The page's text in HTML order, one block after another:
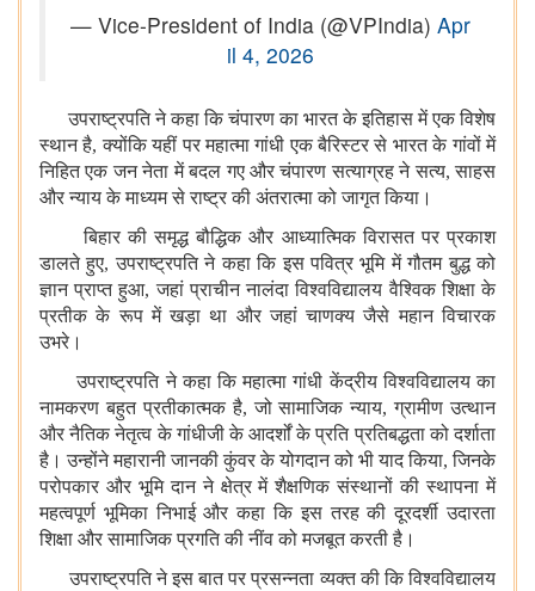
— Vice-President of India (@VPIndia) Apr
il 4, 2026
उपराष्ट्रपति ने कहा कि चंपारण का भारत के इतिहास में एक विशेष
स्थान है, क्योंकि यहीं पर महात्मा गांधी एक बैरिस्टर से भारत के गांवों में
निहित एक जन नेता में बदल गए और चंपारण सत्याग्रह ने सत्य, साहस
और न्याय के माध्यम से राष्ट्र की अंतरात्मा को जागृत किया।
बिहार की समृद्ध बौद्धिक और आध्यात्मिक विरासत पर प्रकाश
डालते हुए, उपराष्ट्रपति ने कहा कि इस पवित्र भूमि में गौतम बुद्ध को
ज्ञान प्राप्त हुआ, जहां प्राचीन नालंदा विश्वविद्यालय वैश्विक शिक्षा के
प्रतीक के रूप में खड़ा था और जहां चाणक्य जैसे महान विचारक
उभरे।
उपराष्ट्रपति ने कहा कि महात्मा गांधी केंद्रीय विश्वविद्यालय का
नामकरण बहुत प्रतीकात्मक है, जो सामाजिक न्याय, ग्रामीण उत्थान
और नैतिक नेतृत्व के गांधीजी के आदर्शों के प्रति प्रतिबद्धता को दर्शाता
है। उन्होंने महारानी जानकी कुंवर के योगदान को भी याद किया, जिनके
परोपकार और भूमि दान ने क्षेत्र में शैक्षणिक संस्थानों की स्थापना में
महत्वपूर्ण भूमिका निभाई और कहा कि इस तरह की दूरदर्शी उदारता
शिक्षा और सामाजिक प्रगति की नींव को मजबूत करती है।
उपराष्ट्रपति ने इस बात पर प्रसन्नता व्यक्त की कि विश्वविद्यालय